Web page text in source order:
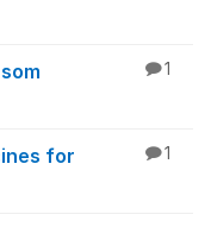
1
for
1